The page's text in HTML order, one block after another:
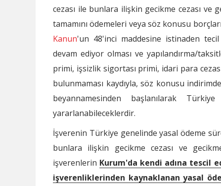
cezası ile bunlara ilişkin gecikme cezası ve
tamamını ödemeleri veya söz konusu
Kanun'un 48'inci maddesine istinaden
devam ediyor olması ve yapılandırma/
primi, işsizlik sigortası primi, idari para
bulunmaması kaydıyla, söz konusu
beyannamesinden başlanılarak
yararlanabileceklerdir.
İşverenin Türkiye genelinde yasal ödeme
bunlara ilişkin gecikme cezası ve
işverenlerin Kurum'da kendi adına tescil
işverenliklerinden kaynaklanan yasal